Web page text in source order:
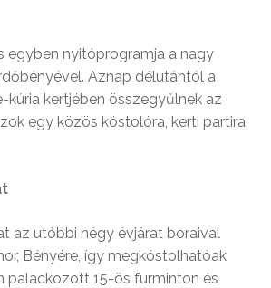
egyben nyitóprogramja a nagy
Aznap délutántól a
kúria kertjében összegyűlnek az
egy közös kóstolóra, kerti partira
az utóbbi négy évjárat boraival
Bényére, így megkóstolhatóak
palackozott 15-ös furminton és